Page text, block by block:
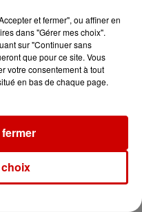
votre balade
et fermer", ou affiner en
dans "Gérer mes choix".
sur "Continuer sans
que pour ce site. Vous
votre consentement à tout
en bas de chaque page.